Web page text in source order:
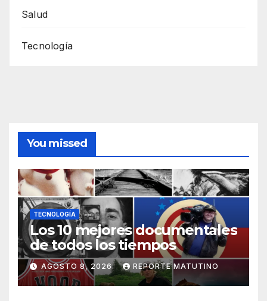
Salud
Tecnología
You missed
TECNOLOGÍA
Los 10 mejores documentales
de todos los tiempos
AGOSTO 8, 2026 REPORTE MATUTINO